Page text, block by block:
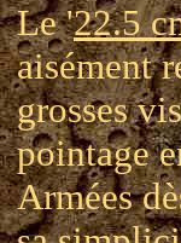
Le '22.5
aisément
grosses
pointage
Armées